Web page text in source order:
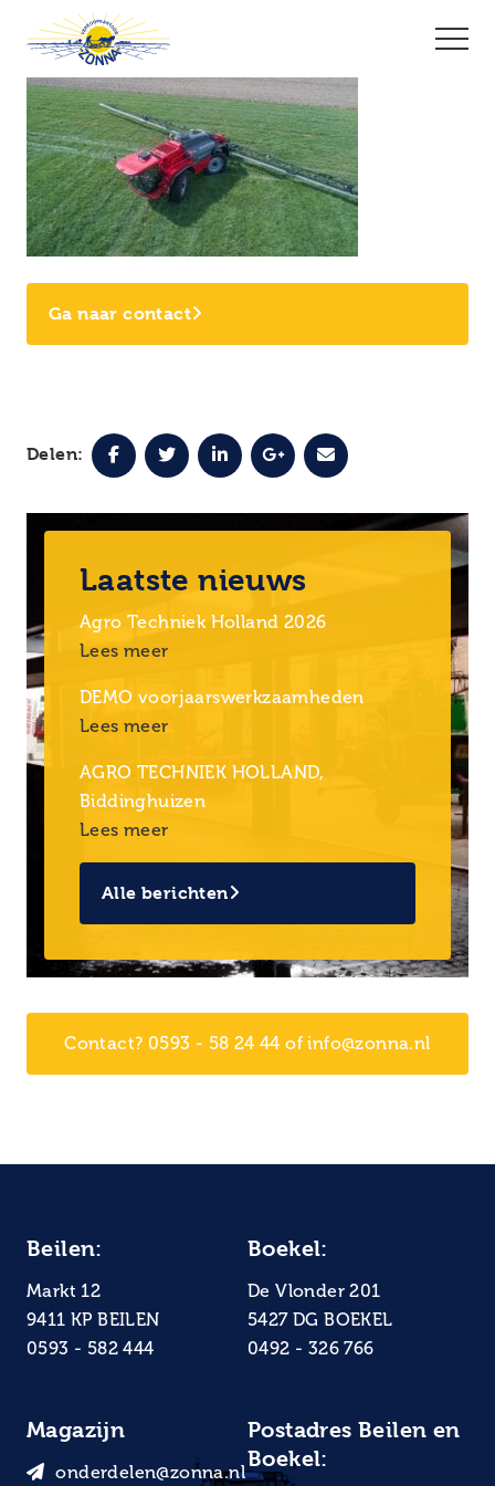
Ga naar contact
Delen:
Laatste nieuws
Agro Techniek Holland 2026
Lees meer
DEMO voorjaarswerkzaamheden
Lees meer
AGRO TECHNIEK HOLLAND,
Biddinghuizen
Lees meer
Alle berichten
Contact? 0593 - 58 24 44 of info@zonna.nl
Beilen:
Markt 12
9411 KP BEILEN
0593 - 582 444
Boekel:
De Vlonder 201
5427 DG BOEKEL
0492 - 326 766
Magazijn
onderdelen@zonna.nl
Postadres Beilen en
Boekel: